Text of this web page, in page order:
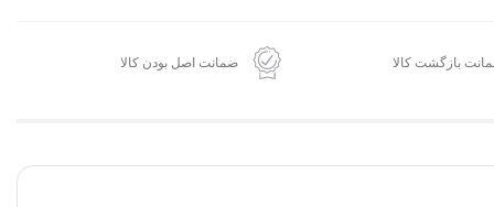
بازگشت کالا ضمانت اصل بودن کالا